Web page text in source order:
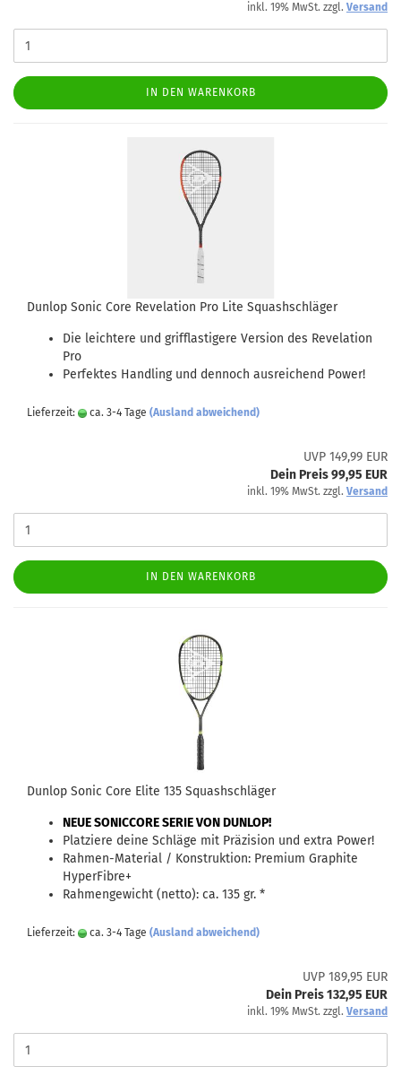
inkl. 19% MwSt. zzgl. Versand
IN DEN WARENKORB
Dunlop Sonic Core Revelation Pro Lite Squashschläger
Die leichtere und grifflastigere Version des Revelation
Pro
Perfektes Handling und dennoch ausreichend Power!
Lieferzeit: ca. 3-4 Tage (Ausland abweichend)
UVP 149,99 EUR
Dein Preis 99,95 EUR
inkl. 19% MwSt. zzgl. Versand
IN DEN WARENKORB
Dunlop Sonic Core Elite 135 Squashschläger
NEUE SONICCORE SERIE VON DUNLOP!
Platziere deine Schläge mit Präzision und extra Power!
Rahmen-Material / Konstruktion: Premium Graphite
HyperFibre+
Rahmengewicht (netto): ca. 135 gr. *
Lieferzeit: ca. 3-4 Tage (Ausland abweichend)
UVP 189,95 EUR
Dein Preis 132,95 EUR
inkl. 19% MwSt. zzgl. Versand